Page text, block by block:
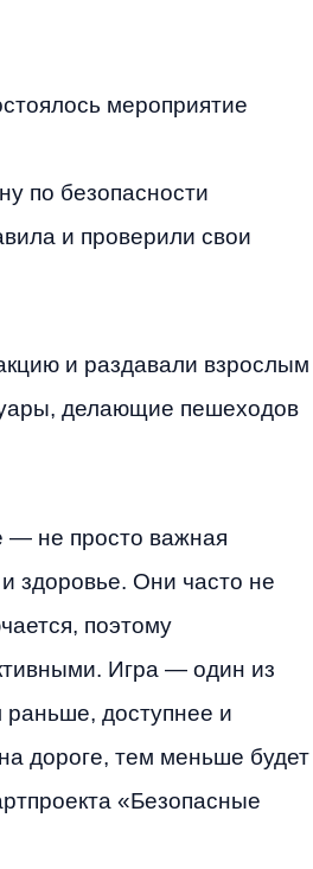
мероприятие
по безопасности
и проверили свои
и раздавали взрослым
делающие пешеходов
— не просто важная
здоровье. Они часто не
поэтому
Игра — один из
доступнее и
дороге, тем меньше будет
«Безопасные